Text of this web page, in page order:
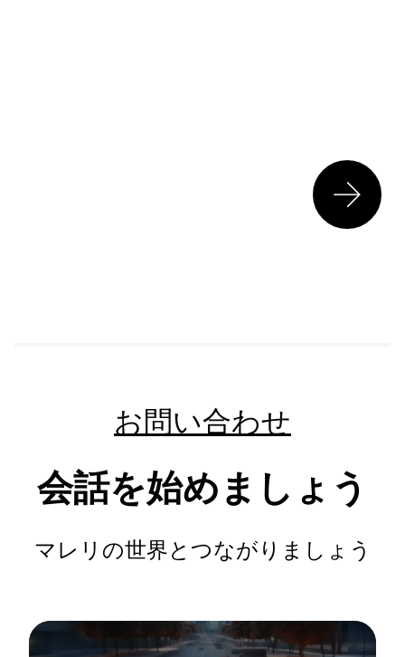
お問い合わせ
会話を始めましょう
マレリの世界とつながりましょう